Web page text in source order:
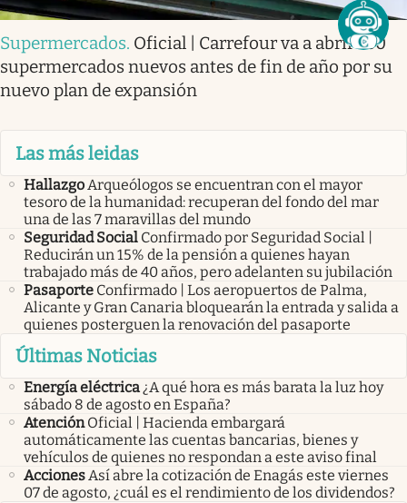
Supermercados. Oficial | Carrefour va a abrir 160
supermercados nuevos antes de fin de año por su
nuevo plan de expansión
Las más leidas
HallazgoArqueólogos se encuentran con el mayor
tesoro de la humanidad: recuperan del fondo del mar
una de las 7 maravillas del mundo
Seguridad Social Confirmado por Seguridad Social |
Reducirán un 15% de la pensión a quienes hayan
trabajado más de 40 años, pero adelanten su jubilación
Pasaporte Confirmado | Los aeropuertos de Palma,
Alicante y Gran Canaria bloquearán la entrada y salida a
quienes posterguen la renovación del pasaporte
Últimas Noticias
Energía eléctrica¿A qué hora es más barata la luz hoy
sábado 8 de agosto en España?
Atención Oficial | Hacienda embargará
automáticamente las cuentas bancarias, bienes y
vehículos de quienes no respondan a este aviso final
AccionesAsí abre la cotización de Enagás este viernes
07 de agosto, ¿cuál es el rendimiento de los dividendos?